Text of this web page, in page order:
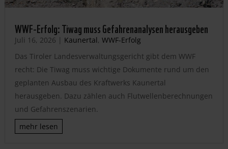
WWF-Erfolg: Tiwag muss Gefahrenanalysen herausgeben
Juli 16, 2026 | Kaunertal, WWF-Erfolg
Das Tiroler Landesverwaltungsgericht gibt dem WWF
recht: Die Tiwag muss wichtige Dokumente rund um den
geplanten Ausbau des Kraftwerks Kaunertal
herausgeben. Dazu zählen auch Flutwellenberechnungen
und Gefahrenszenarien.
mehr lesen